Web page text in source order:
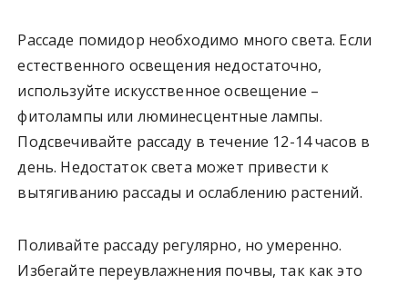
Рассаде помидор необходимо много света. Если
естественного освещения недостаточно,
используйте искусственное освещение –
фитолампы или люминесцентные лампы.
Подсвечивайте рассаду в течение 12-14 часов в
день. Недостаток света может привести к
вытягиванию рассады и ослаблению растений.
Поливайте рассаду регулярно, но умеренно.
Избегайте переувлажнения почвы, так как это